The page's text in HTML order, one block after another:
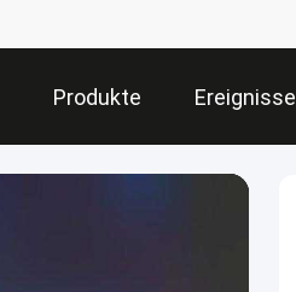
Produkte Ereignisse